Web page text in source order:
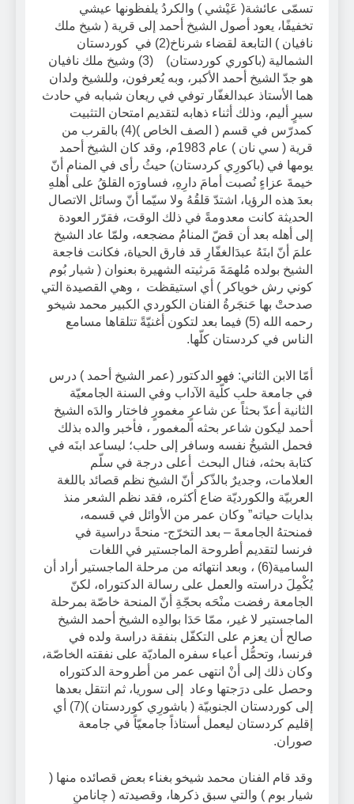
تسمّى عائشة( عَيْشي ) والكردُ يلفظونها عيشي
تخفيفًا، يعود أصول الشيخ أحمد إلى قرية ( شيخ ملك
نافيان ) التابعة لقضاء شرناخ(2) في كوردستان
الشمالية (باكوري كوردستان) (3) وشيخ ملك نافيان
هو جدّ الشيخ أحمد الأكبر، وبه يُعرفون، وللشيخ ولدان
هما الأستاذ عبدالغفّار توفي في ريعان شبابه في حادث
سيرٍ أليم، وذلك أثناء ذهابه لتقديم امتحان التثبيت
كمدرّس في قسم ( الصف الخاص )(4) بالقرب من
قرية ( سي نان ) عام 1983م، وقد كان الشيخ أحمد
يومها في (باكورِي كردستان) حيثُ رأى في المنام أنّ
خيمةَ عزاءٍ نُصبت أمامَ دارِهِ، فساورَه القلقُ على أهلهِ
بعدَ هذه الرؤيا، اشتدّ قلقُهُ ولا سيّما أنّ وسائل الاتصال
الحديثة كانت معدومةً في ذلك الوقت، فقرّر العودة
إلى أهله بعد أن قضّ المنامُ مضجعه، ولمّا عاد الشيخ
علمَ أنّ ابنَهُ عبدَالغفّارِ قد فارق الحياة، فكانت فاجعة
الشيخ بولده مُلهمَةَ مَرثيته الشهيرة بعنوان ( شيار بُوم
كوني رش خوياكر ) أي استيقظت ، وهي القصيدة التي
صدحتْ بها حَنجَرةُ الفنان الكوردي الكبير محمد شيخو
رحمه الله (5) فيما بعد لتكون أغنيّةً تتلقاها مسامع
الناس في كردستان كلّها.
أمّا الابن الثاني: فهو الدكتور (عمر الشيخ أحمد ) درس
في جامعة حلب كلّية الآداب وفي السنة الجامعيّة
الثانية أعدّ بحثاً عن شاعرٍ مغمورٍ فاختار والدَه الشيخ
أحمد ليكون شاعر بحثه المغمور ، فأخبر والده بذلك
فحمل الشيخُ نفسه وسافر إلى حلب؛ ليساعد ابنَه في
كتابة بحثه، فنال البحث أعلى درجة في سلّم
العلامات، وجديرٌ بالذّكر أنّ الشيخ نظم قصائد باللغة
العربيّة والكورديّة ضاع أكثره، فقد نظم الشعر منذ
بدايات حياته” وكان عمر من الأوائل في قسمه،
فمنحتهُ الجامعةَ – بعد التخرّج- منحةً دراسية في
فرنسا لتقديم أطروحة الماجستير في اللغات
السامية(6) ، وبعد انتهائه من مرحلة الماجستير أراد أن
يُكْمِلَ دراسته والعمل على رسالة الدكتوراه، لكنّ
الجامعة رفضت منْحَه بحجّةِ أنّ المنحة خاصّة بمرحلة
الماجستير لا غير، ممّا حَدَا بوالدِه الشيخ أحمد الشيخ
صالح أن يعزم على التكفّل بنفقة دراسة ولده في
فرنسا، وتحمُّل أعباء سفره الماديّة على نفقته الخاصّة،
وكان ذلك إلى أنْ انتهى عمر من أطروحة الدكتوراه
وحصل على درَجتها وعاد إلى سوريا، ثم انتقل بعدها
إلى كوردستان الجنوبيّة ( باشورِي كوردستان )(7) أي
إقليم كردستان ليعمل أستاذاً جامعيّاً في جامعة
صوران.
وقد قام الفنان محمد شيخو بغناء بعض قصائده منها (
شيار بوم ) والتي سبق ذكرها، وقصيدته ( چانامن